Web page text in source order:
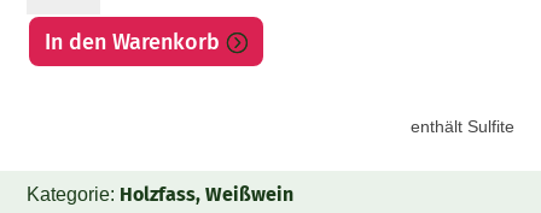
is
der
Menge
In den Warenkorb
enthält Sulfite
Kategorie: Holzfass, Weißwein